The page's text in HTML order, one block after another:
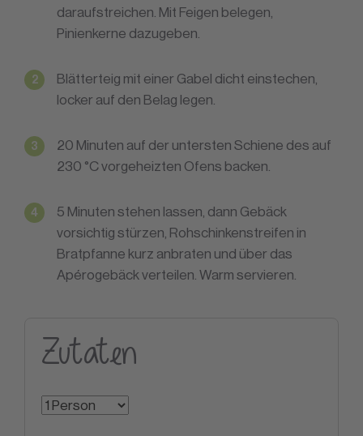
daraufstreichen. Mit Feigen belegen,
Pinienkerne dazugeben.
Blätterteig mit einer Gabel dicht einstechen,
locker auf den Belag legen.
20 Minuten auf der untersten Schiene des auf
230 °C vorgeheizten Ofens backen.
5 Minuten stehen lassen, dann Gebäck
vorsichtig stürzen, Rohschinkenstreifen in
Bratpfanne kurz anbraten und über das
Apérogebäck verteilen. Warm servieren.
Zutaten